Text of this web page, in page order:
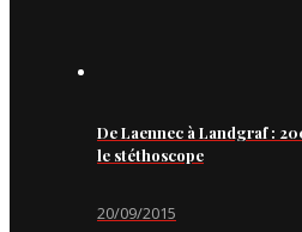
De Laennec à Landgraf :
le stéthoscope
20/09/2015